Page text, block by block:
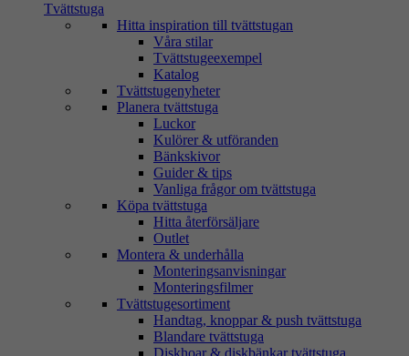
Tvättstuga
Hitta inspiration till tvättstugan
Våra stilar
Tvättstugeexempel
Katalog
Tvättstugenyheter
Planera tvättstuga
Luckor
Kulörer & utföranden
Bänkskivor
Guider & tips
Vanliga frågor om tvättstuga
Köpa tvättstuga
Hitta återförsäljare
Outlet
Montera & underhålla
Monteringsanvisningar
Monteringsfilmer
Tvättstugesortiment
Handtag, knoppar & push tvättstuga
Blandare tvättstuga
Diskhoar & diskbänkar tvättstuga